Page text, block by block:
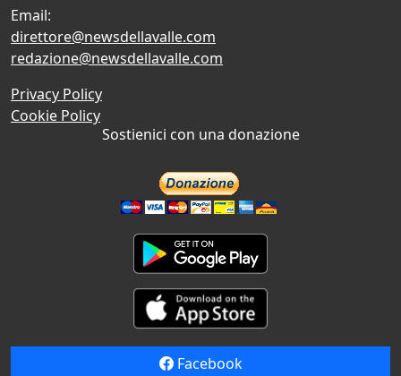
Email:
direttore@newsdellavalle.com
redazione@newsdellavalle.com
Privacy Policy
Cookie Policy
Sostienici con una donazione
Facebook